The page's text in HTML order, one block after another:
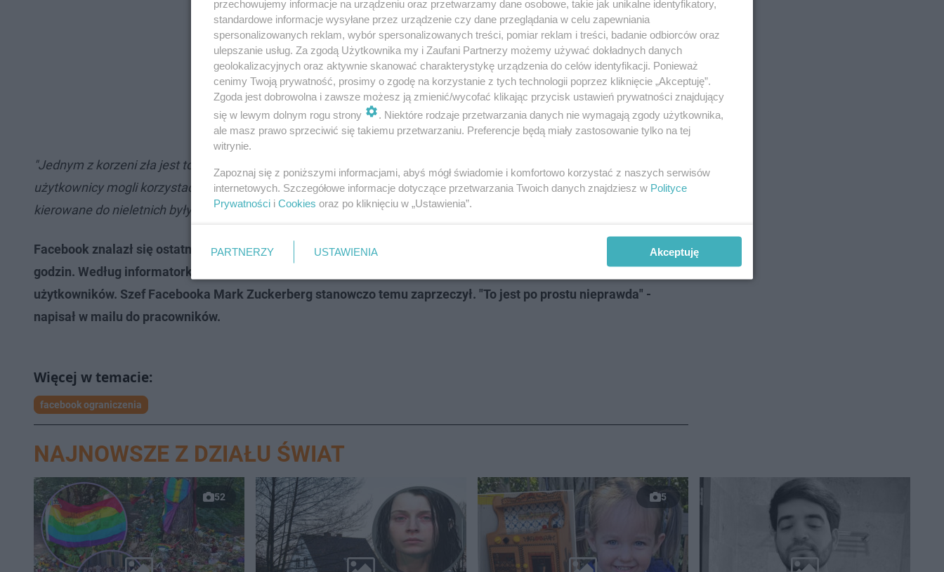
"Jednym z korzeni zła jest to, że platformy internetowe stosują spersonalizowane reklamy (...) Chcemy, aby
użytkownicy mogli korzystać z usług bez spersonalizowanych reklam i chcemy, aby spersonalizowane reklamy
kierowane do nieletnich były zakazane"- stwierdziła minister sprawiedliwości.
Facebook znalazł się ostatnio w centrum uwagi po zarzutach byłej pracownicy i awarii usług, która trwała wiele
godzin. Według informatorki Frances Haugens, korporacja przedkłada zyski nad bezpieczeństwo i dobro swoich
użytkowników. Szef Facebooka Mark Zuckerberg stanowczo temu zaprzeczył. "To jest po prostu nieprawda" -
napisał w mailu do pracowników.
facebook ograniczenia
NAJNOWSZE Z DZIAŁU ŚWIAT
52 5
przechowujemy informacje na urządzeniu oraz przetwarzamy dane osobowe, takie jak unikalne identyfikatory,
standardowe informacje wysyłane przez urządzenie czy dane przeglądania w celu zapewniania
spersonalizowanych reklam, wybór spersonalizowanych treści, pomiar reklam i treści, badanie odbiorców oraz
ulepszanie usług. Za zgodą Użytkownika my i Zaufani Partnerzy możemy używać dokładnych danych
geolokalizacyjnych oraz aktywnie skanować charakterystykę urządzenia do celów identyfikacji. Ponieważ
cenimy Twoją prywatność, prosimy o zgodę na korzystanie z tych technologii poprzez kliknięcie „Akceptuję”.
Zgoda jest dobrowolna i zawsze możesz ją zmienić/wycofać klikając przycisk ustawień prywatności znajdujący
się w lewym dolnym rogu strony
. Niektóre rodzaje przetwarzania danych nie wymagają zgody użytkownika,
ale masz prawo sprzeciwić się takiemu przetwarzaniu. Preferencje będą miały zastosowanie tylko na tej
witrynie.
Zapoznaj się z poniższymi informacjami, abyś mógł świadomie i komfortowo korzystać z naszych serwisów
internetowych. Szczegółowe informacje dotyczące przetwarzania Twoich danych znajdziesz w Polityce
Prywatności i Cookies oraz po kliknięciu w „Ustawienia”.
PARTNERZY USTAWIENIA Akceptuję